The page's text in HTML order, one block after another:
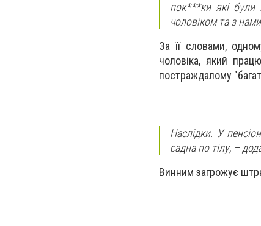
пок***ки які були
чоловіком та з
За її словами,
чоловіка, який
постраждалому
Наслідки. У
садна по тілу, –
Винним загрожує